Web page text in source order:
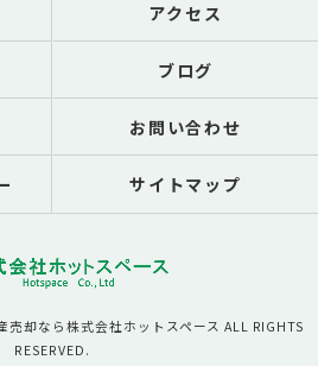
アクセス
ブログ
お問い合わせ
サイトマップ
却なら株式会社ホットスペース ALL RIGHTS
RESERVED.